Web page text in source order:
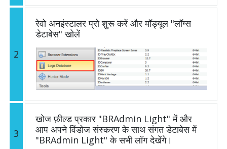
2
रेवो अनइंस्टालर प्रो शुरू करें और मॉड्यूल "लॉग्स
डेटाबेस" खोलें
3
खोज फ़ील्ड प्रकार "BRAdmin Light" में और
आप अपने विंडोज संस्करण के साथ संगत डेटाबेस में
"BRAdmin Light" के सभी लॉग देखेंगे।